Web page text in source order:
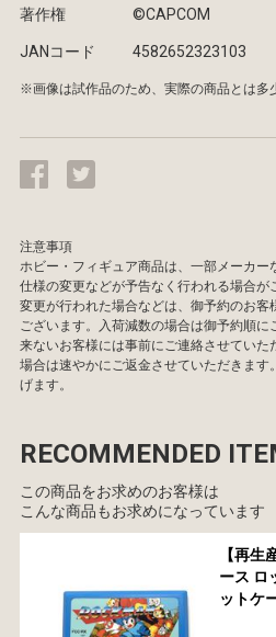
著作権 ©CAPCOM
JANコード 4582652323103
※画像は試作品のため、実際の商品とは多
注意事項
ホビー・フィギュア商品は、一部メーカー
仕様の変更などが予告なく行われる場合が
変更が行われた場合などは、御予約のお客
ございます。入荷減数の場合は御予約順に
来ないお客様には事前にご連絡させていた
場合は速やかにご返金させていただきます
げます。
RECOMMENDED
この商品をお求めのお客様は
こんな商品もお求めになっています
【再生
ース ロ
ットケ